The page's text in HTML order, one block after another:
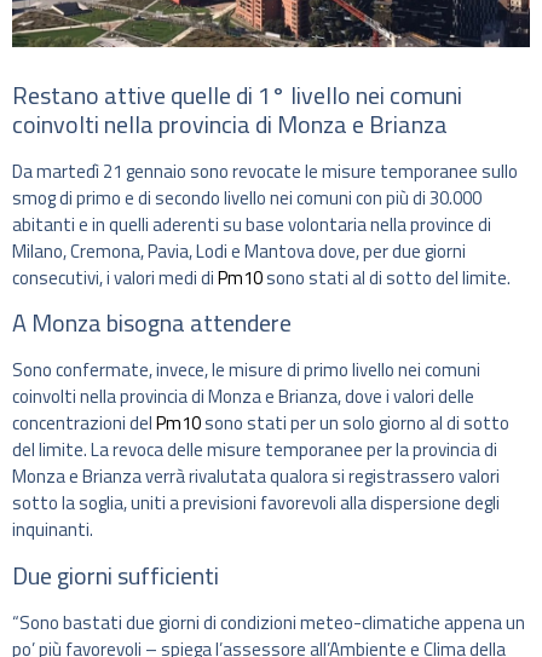
Restano attive quelle di 1° livello nei comuni
coinvolti nella provincia di Monza e Brianza
Da martedì 21 gennaio sono revocate le misure temporanee sullo
smog di primo e di secondo livello nei comuni con più di 30.000
abitanti e in quelli aderenti su base volontaria nella province di
Milano, Cremona, Pavia, Lodi e Mantova dove, per due giorni
consecutivi, i valori medi diPm10sono stati al di sotto del limite.
A Monza bisogna attendere
Sono confermate, invece, le misure di primo livello nei comuni
coinvolti nella provincia di Monza e Brianza, dove i valori delle
concentrazioni delPm10sono stati per un solo giorno al di sotto
del limite. La revoca delle misure temporanee per la provincia di
Monza e Brianza verrà rivalutata qualora si registrassero valori
sotto la soglia, uniti a previsioni favorevoli alla dispersione degli
inquinanti.
Due giorni sufficienti
“Sono bastati due giorni di condizioni meteo-climatiche appena un
po’ più favorevoli – spiega l’assessore all’Ambiente e Clima della